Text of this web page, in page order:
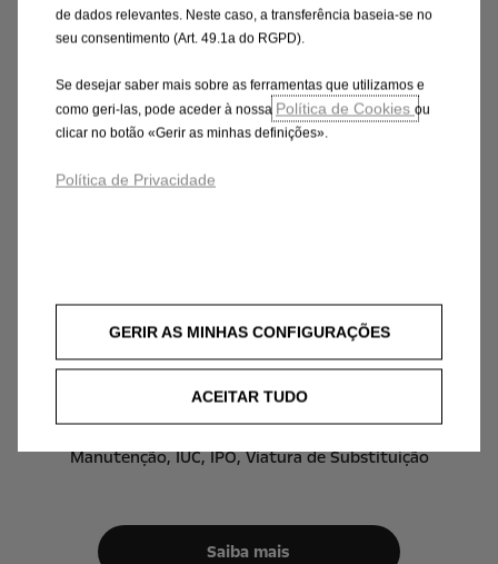
CADC6
Desde 129€ / mês
Prazo: 36 meses / 30000 kms
1º Aluguer Diferenciado: 6150€ | 26%
Manutenção, IUC, IPO, Viatura de Substituição
Saiba mais
de dados relevantes. Neste caso, a transferência baseia-se no
seu consentimento (Art. 49.1a do RGPD).
Se desejar saber mais sobre as ferramentas que utilizamos e
como geri-las, pode aceder à nossa Política de Cookies ou
clicar no botão «Gerir as minhas definições».
Política de Privacidade
GERIR AS MINHAS CONFIGURAÇÕES
ACEITAR TUDO